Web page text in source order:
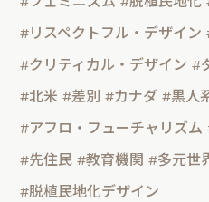
#リスペクトフル・デザイン
#クリティカル・デザイン #
#北米 #差別 #カナダ #黒人
#アフロ・フューチャリズム
#先住民 #教育機関 #多元世
#脱植民地化デザイン